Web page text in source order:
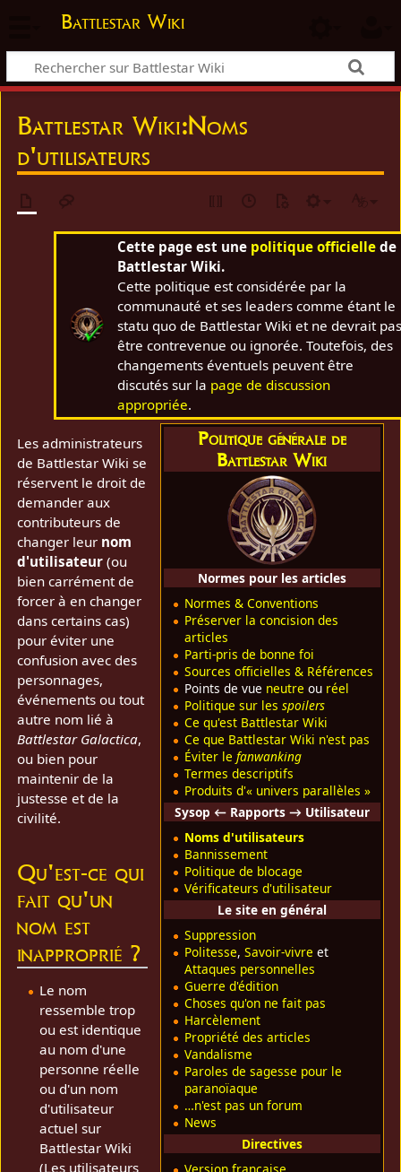
Battlestar Wiki
Battlestar Wiki:Noms
d'utilisateurs
Cette page est une politique officiellede
Battlestar Wiki.
Cette politique est considérée par la
communauté et ses leaders comme étant le
statu quo de Battlestar Wiki et ne devrait pas
être contrevenue ou ignorée. Toutefois, des
changements éventuels peuvent être
discutés sur la page de discussion
appropriée.
Politique générale de
Battlestar Wiki
Normes pour les articles
Normes & Conventions
Préserver la concision des
articles
Parti-pris de bonne foi
Sources officielles & Références
Points de vue neutre ou réel
Politique sur les spoilers
Ce qu'est Battlestar Wiki
Ce que Battlestar Wiki n'est pas
Éviter le fanwanking
Termes descriptifs
Produits d'« univers parallèles »
Sysop ← Rapports → Utilisateur
Noms d'utilisateurs
Bannissement
Politique de blocage
Vérificateurs d'utilisateur
Le site en général
Suppression
Politesse, Savoir-vivre et
Attaques personnelles
Guerre d'édition
Choses qu'on ne fait pas
Harcèlement
Propriété des articles
Vandalisme
Paroles de sagesse pour le
paranoïaque
…n'est pas un forum
News
Directives
Les administrateurs
de Battlestar Wiki se
réservent le droit de
demander aux
contributeurs de
changer leur nom
d'utilisateur (ou
bien carrément de
forcer à en changer
dans certains cas)
pour éviter une
confusion avec des
personnages,
événements ou tout
autre nom lié à
Battlestar Galactica,
ou bien pour
maintenir de la
justesse et de la
civilité.
Qu'est-ce qui
fait qu'un
nom est
inapproprié ?
Le nom
ressemble trop
ou est identique
au nom d'une
personne réelle
ou d'un nom
d'utilisateur
actuel sur
Battlestar Wiki
(Les utilisateurs